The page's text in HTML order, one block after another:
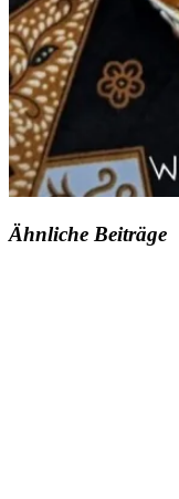
Ähnliche Beiträge